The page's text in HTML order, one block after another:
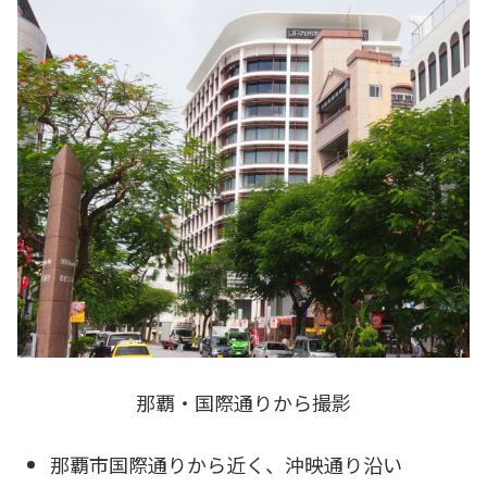
那覇・国際通りから撮影
那覇市国際通りから近く、沖映通り沿い